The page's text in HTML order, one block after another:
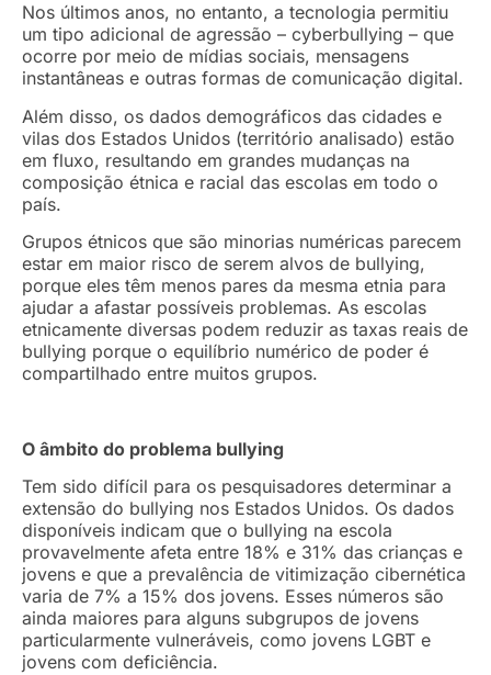
Nos últimos anos, no entanto, a tecnologia permitiu
um tipo adicional de agressão – cyberbullying – que
ocorre por meio de mídias sociais, mensagens
instantâneas e outras formas de comunicação digital.
Além disso, os dados demográficos das cidades e
vilas dos Estados Unidos (território analisado) estão
em fluxo, resultando em grandes mudanças na
composição étnica e racial das escolas em todo o
país.
Grupos étnicos que são minorias numéricas parecem
estar em maior risco de serem alvos de bullying,
porque eles têm menos pares da mesma etnia para
ajudar a afastar possíveis problemas. As escolas
etnicamente diversas podem reduzir as taxas reais de
bullying porque o equilíbrio numérico de poder é
compartilhado entre muitos grupos.
O âmbito do problema bullying
Tem sido difícil para os pesquisadores determinar a
extensão do bullying nos Estados Unidos. Os dados
disponíveis indicam que o bullying na escola
provavelmente afeta entre 18% e 31% das crianças e
jovens e que a prevalência de vitimização cibernética
varia de 7% a 15% dos jovens. Esses números são
ainda maiores para alguns subgrupos de jovens
particularmente vulneráveis, como jovens LGBT e
jovens com deficiência.